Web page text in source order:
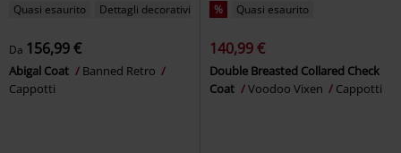
Quasi esaurito Dettagli decorativi
Da 156,99 €
Abigal Coat
Banned Retro
Cappotti
% Quasi esaurito
140,99 €
Double Breasted Collared Check
Coat
Voodoo Vixen Cappotti